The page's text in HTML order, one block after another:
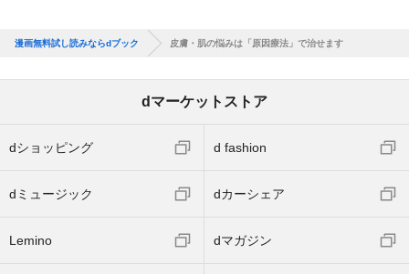
漫画無料試し読みならdブック 皮膚・肌の悩みは「原因療法」で治せます
dマーケットストア
dショッピング d fashion
dミュージック dカーシェア
Lemino dマガジン